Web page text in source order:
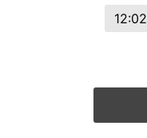
12:02